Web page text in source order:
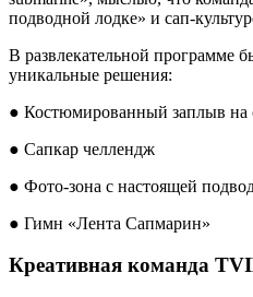
подводной лодке» и сап-
В развлекательной программе
уникальные решения:
● Костюмированный заплыв на
● Сапкар челлендж
● Фото-зона с настоящей
● Гимн «Лента Сапмарин»
Креативная команда